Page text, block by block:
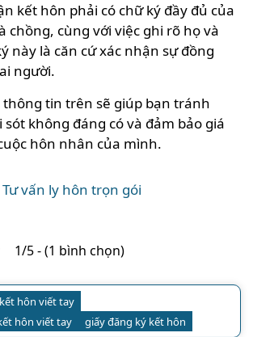
kết hôn phải có chữ ký đầy đủ của
chồng, cùng với việc ghi rõ họ và
này là căn cứ xác nhận sự đồng
người.
thông tin trên sẽ giúp bạn tránh
không đáng có và đảm bảo giá
hôn nhân của mình.
Tư vấn ly hôn trọn gói
1/5 - (1 bình chọn)
hôn viết tay
hôn viết tay
giấy đăng ký kết hôn